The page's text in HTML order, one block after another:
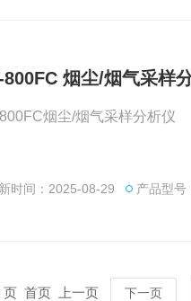
800FC 烟尘/烟气采样
烟尘/烟气采样分析仪
时间：2025-08-29 产品型号
页 首页 上一页 下一页